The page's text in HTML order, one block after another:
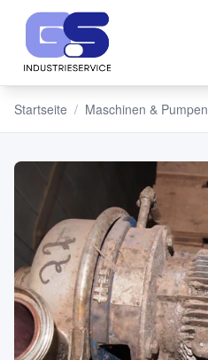
NAVIGATION
Maschinen
&
Pumpen
Verkaufen
Startseite / Maschinen & Pumpen